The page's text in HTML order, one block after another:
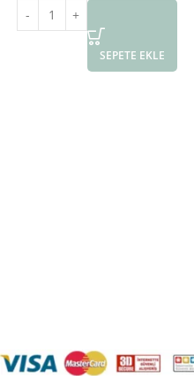
SEPETE EKLE